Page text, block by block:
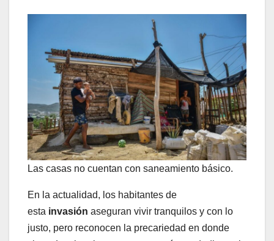
Las casas no cuentan con saneamiento básico.
En la actualidad, los habitantes de
esta invasión aseguran vivir tranquilos y con lo
justo, pero reconocen la precariedad en donde